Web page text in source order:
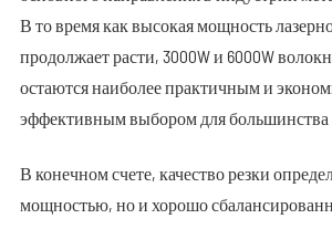
В то время как высокая мощность
продолжает расти, 3000W и 6000W
остаются наиболее практичным и
эффективным выбором для большинства
В конечном счете, качество резки
мощностью, но и хорошо